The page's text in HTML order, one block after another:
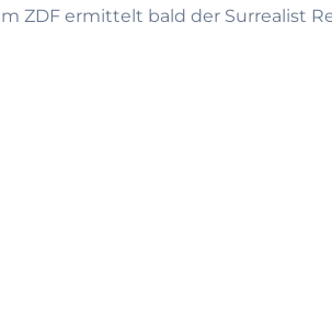
ZDF ermittelt bald der Surrealist